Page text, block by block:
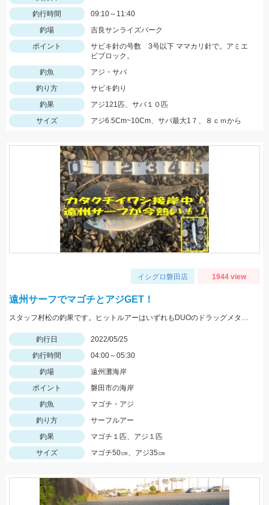
釣行時間
09:10～11:40
釣場
吉良サンライズパーク
ポイント
サビキ針の号数 3号以下 ママカリ針で。アミエ
ビブロック。
釣魚
アジ・サバ
釣り方
サビキ釣り
釣果
アジ121匹、サバ１０匹
サイズ
アジ6.5Cm~10Cm、サバ最大1７、８ｃｍから
イシグロ磐田店 1944 view
遠州サーフでマゴチとアジGET！
スタッフ村松の釣果です。ヒットルアーはいずれもDUOのドラッグメタルキャストショット30gのイワシカラー！
釣行日
2022/05/25
釣行時間
04:00～05:30
釣場
遠州灘海岸
ポイント
磐田市の海岸
釣魚
マゴチ・アジ
釣り方
サーフルアー
釣果
マゴチ１匹、アジ１匹
サイズ
マゴチ50㎝、アジ35㎝